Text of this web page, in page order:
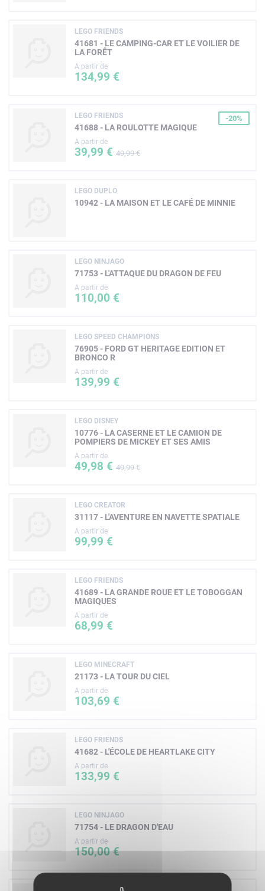
LEGO FRIENDS
41681 - LE CAMPING-CAR ET LE VOILIER DE
LA FORÊT
A partir de
134,99 €
LEGO FRIENDS
41688 - LA ROULOTTE MAGIQUE
A partir de
39,99 € 49,99 €
-20%
LEGO DUPLO
10942 - LA MAISON ET LE CAFÉ DE MINNIE
LEGO NINJAGO
71753 - L'ATTAQUE DU DRAGON DE FEU
A partir de
110,00 €
LEGO SPEED CHAMPIONS
76905 - FORD GT HERITAGE EDITION ET
BRONCO R
A partir de
139,99 €
LEGO DISNEY
10776 - LA CASERNE ET LE CAMION DE
POMPIERS DE MICKEY ET SES AMIS
A partir de
49,98 € 49,99 €
LEGO CREATOR
31117 - L'AVENTURE EN NAVETTE SPATIALE
A partir de
99,99 €
LEGO FRIENDS
41689 - LA GRANDE ROUE ET LE TOBOGGAN
MAGIQUES
A partir de
68,99 €
LEGO MINECRAFT
21173 - LA TOUR DU CIEL
A partir de
103,69 €
LEGO FRIENDS
41682 - L'ÉCOLE DE HEARTLAKE CITY
A partir de
133,99 €
LEGO NINJAGO
71754 - LE DRAGON D'EAU
A partir de
150,00 €